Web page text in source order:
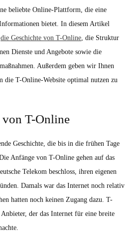
beliebte Online-Plattform, die eine
bietet. In diesem Artikel
die Geschichte von T-Online , die Struktur
Dienste und Angebote sowie die
Außerdem geben wir Ihnen
die T-Online-Website optimal nutzen zu
von T-Online
Geschichte, die bis in die frühen Tage
Anfänge von T-Online gehen auf das
Telekom beschloss, ihren eigenen
Damals war das Internet noch relativ
hatten noch keinen Zugang dazu. T-
der das Internet für eine breite